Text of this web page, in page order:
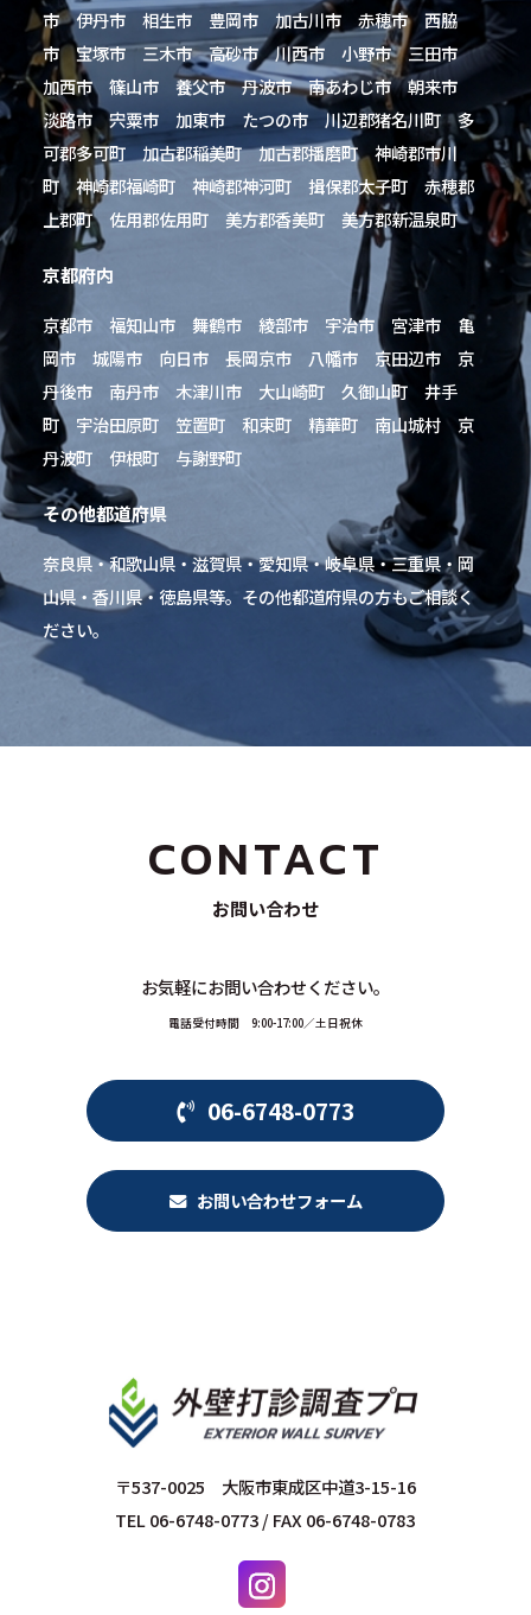
市 伊丹市 相生市 豊岡市 加古川市 赤穂市 西脇
市 宝塚市 三木市 高砂市 川西市 小野市 三田市
加西市 篠山市 養父市 丹波市 南あわじ市 朝来市
淡路市 宍粟市 加東市 たつの市 川辺郡猪名川町 多
可郡多可町 加古郡稲美町 加古郡播磨町 神崎郡市川
町 神崎郡福崎町 神崎郡神河町 揖保郡太子町 赤穂郡
上郡町 佐用郡佐用町 美方郡香美町 美方郡新温泉町
京都府内
京都市 福知山市 舞鶴市 綾部市 宇治市 宮津市 亀
岡市 城陽市 向日市 長岡京市 八幡市 京田辺市 京
丹後市 南丹市 木津川市 大山崎町 久御山町 井手
町 宇治田原町 笠置町 和束町 精華町 南山城村 京
丹波町 伊根町 与謝野町
その他都道府県
奈良県・和歌山県・滋賀県・愛知県・岐阜県・三重県・岡
山県・香川県・徳島県等。その他都道府県の方もご相談く
ださい。
CONTACT
お問い合わせ
お気軽にお問い合わせください。
電話受付時間 9:00-17:00／土日祝休
06-6748-0773
お問い合わせフォーム
〒537-0025 大阪市東成区中道3-15-16
TEL 06-6748-0773 / FAX 06-6748-0783